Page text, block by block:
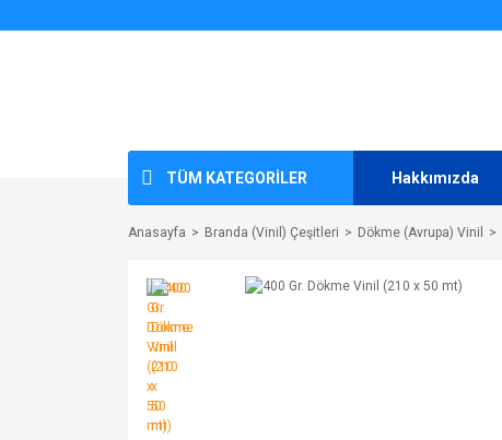
TÜM KATEGORİLER Hakkımızda
Anasayfa Branda (Vinil) Çeşitleri Dökme (Avrupa) Vinil